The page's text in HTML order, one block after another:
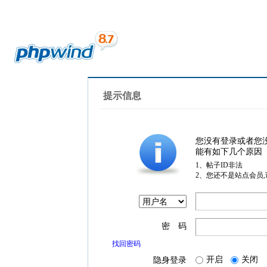
提示信息
您没有登录或者您
能有如下几个原因
1、帖子ID非法
2、您还不是站点会员
密 码
找回密码
隐身登录 开启 关闭